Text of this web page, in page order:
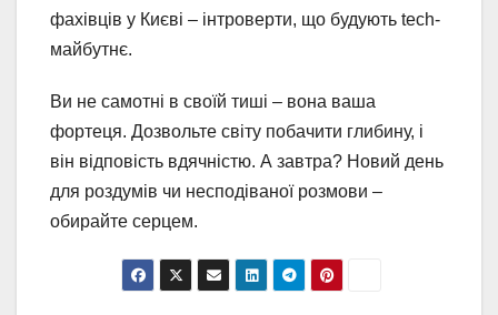
фахівців у Києві – інтроверти, що будують tech-
майбутнє.
Ви не самотні в своїй тиші – вона ваша
фортеця. Дозвольте світу побачити глибину, і
він відповість вдячністю. А завтра? Новий день
для роздумів чи несподіваної розмови –
обирайте серцем.